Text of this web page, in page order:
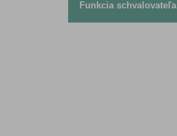
Funkcia schvalovateľa